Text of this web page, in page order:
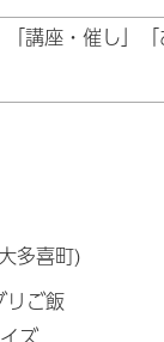
講座・催し」
多喜町)
リご飯